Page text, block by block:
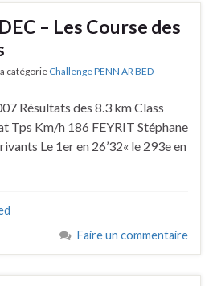
– Les Course des
catégorie Challenge PENN AR BED
Résultats des 8.3 km Class
Tps Km/h 186 FEYRIT Stéphane
Le 1er en 26’32« le 293e en
Faire un commentaire